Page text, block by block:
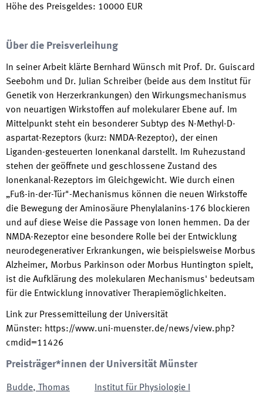
Höhe des Preisgeldes: 10000 EUR
Über die Preisverleihung
In seiner Arbeit klärte Bernhard Wünsch mit Prof. Dr. Guiscard
Seebohm und Dr. Julian Schreiber (beide aus dem Institut für
Genetik von Herzerkrankungen) den Wirkungsmechanismus
von neuartigen Wirkstoffen auf molekularer Ebene auf. Im
Mittelpunkt steht ein besonderer Subtyp des N-Methyl-D-
aspartat-Rezeptors (kurz: NMDA-Rezeptor), der einen
Liganden-gesteuerten Ionenkanal darstellt. Im Ruhezustand
stehen der geöffnete und geschlossene Zustand des
Ionenkanal-Rezeptors im Gleichgewicht. Wie durch einen
„Fuß-in-der-Tür"-Mechanismus können die neuen Wirkstoffe
die Bewegung der Aminosäure Phenylalanins-176 blockieren
und auf diese Weise die Passage von Ionen hemmen. Da der
NMDA-Rezeptor eine besondere Rolle bei der Entwicklung
neurodegenerativer Erkrankungen, wie beispielsweise Morbus
Alzheimer, Morbus Parkinson oder Morbus Huntington spielt,
ist die Aufklärung des molekularen Mechanismus' bedeutsam
für die Entwicklung innovativer Therapiemöglichkeiten.
Link zur Pressemitteilung der Universität
Münster: https://www.uni-muenster.de/news/view.php?
cmdid=11426
Preisträger*innen der Universität Münster
Budde, Thomas Institut für Physiologie I